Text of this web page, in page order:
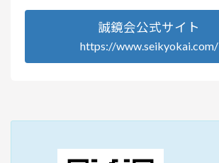
誠鏡会公式サイト
https://www.seikyokai.com/